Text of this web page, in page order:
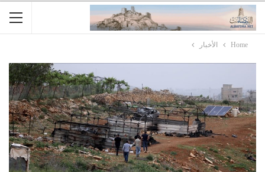
Home الأخبار